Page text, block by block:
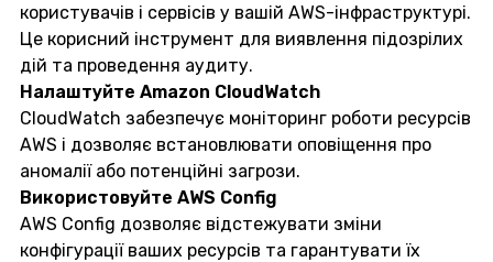
користувачів і сервісів у вашій AWS-інфраструктурі.
Це корисний інструмент для виявлення підозрілих
дій та проведення аудиту.
Налаштуйте Amazon CloudWatch
CloudWatch забезпечує моніторинг роботи ресурсів
AWS і дозволяє встановлювати оповіщення про
аномалії або потенційні загрози.
Використовуйте AWS Config
AWS Config дозволяє відстежувати зміни
конфігурації ваших ресурсів та гарантувати їх